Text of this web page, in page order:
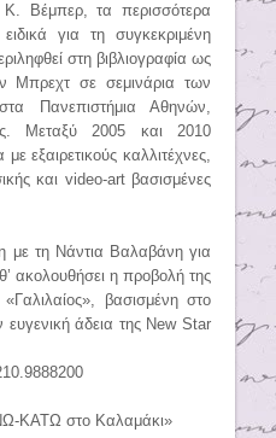
Βέμπερ, τα περισσότερα
για τη συγκεκριμένη
στη βιβλιογραφία ως
Μπρεχτ σε σεμινάρια των
Πανεπιστήμια Αθηνών,
Μεταξύ 2005 και 2010
εξαιρετικούς καλλιτέχνες,
και video-art βασισμένες
με τη Νάντια Βαλαβάνη για
ακολουθήσει η προβολή της
βασισμένη στο
άδεια της New Star
ΚΑΤΩ στο Καλαμάκι»